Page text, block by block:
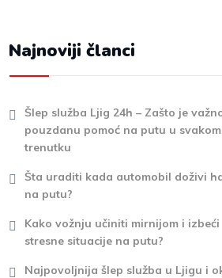
Najnoviji članci
Šlep služba Ljig 24h – Zašto je
pouzdanu pomoć na putu u svakom
trenutku
Šta uraditi kada automobil doživi
na putu?
Kako vožnju učiniti mirnijom i izbeći
stresne situacije na putu?
Najpovoljnija šlep služba u Ljigu i